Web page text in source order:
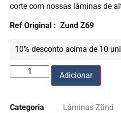
corte com nossas lâminas de
Ref Original : Zund Z69
10% desconto acima de 10
Adicionar
Categoria Lâminas Zünd